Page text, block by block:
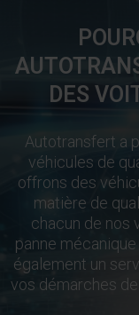
DES
Autotransfert a
véhicules de
offrons des
matière de
chacun de nos
panne
également un
vos démarches